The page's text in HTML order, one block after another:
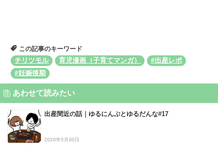
この記事のキーワード
チリツモル
育児漫画（子育てマンガ）
#出産レポ
#妊娠後期
あわせて読みたい
出産間近の話｜ゆるにんぷとゆるだんな#17
2020年5月30日